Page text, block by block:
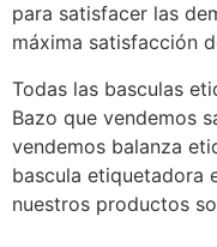
para satisfacer las
máxima satisfacción
Todas las basculas
Bazo que vendemos
vendemos balanza
bascula etiquetadora
nuestros productos